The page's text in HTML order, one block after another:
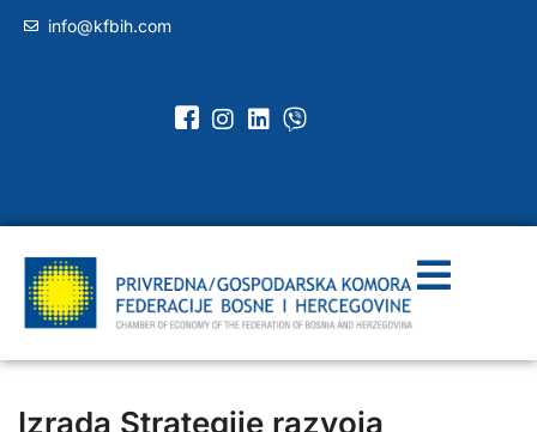
info@kfbih.com
Izrada Strategije razvoja